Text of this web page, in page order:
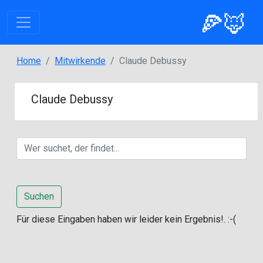
🍕🦊
Home Mitwirkende Claude Debussy
Claude Debussy
Suchen
Für diese Eingaben haben wir leider kein Ergebnis!. :-(